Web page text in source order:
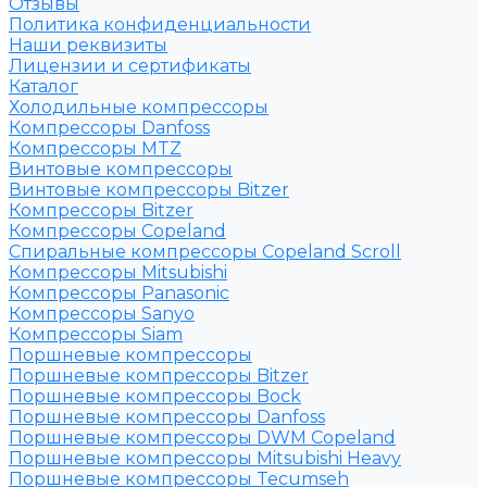
Политика конфиденциальности
Наши реквизиты
Лицензии и сертификаты
Каталог
Холодильные компрессоры
Компрессоры Danfoss
Компрессоры MTZ
Винтовые компрессоры
Винтовые компрессоры Bitzer
Компрессоры Bitzer
Компрессоры Copeland
Спиральные компрессоры Copeland Scroll
Компрессоры Mitsubishi
Компрессоры Panasonic
Компрессоры Sanyo
Компрессоры Siam
Поршневые компрессоры
Поршневые компрессоры Bitzer
Поршневые компрессоры Bock
Поршневые компрессоры Danfoss
Поршневые компрессоры DWM Copeland
Поршневые компрессоры Mitsubishi Heavy
Поршневые компрессоры Tecumseh